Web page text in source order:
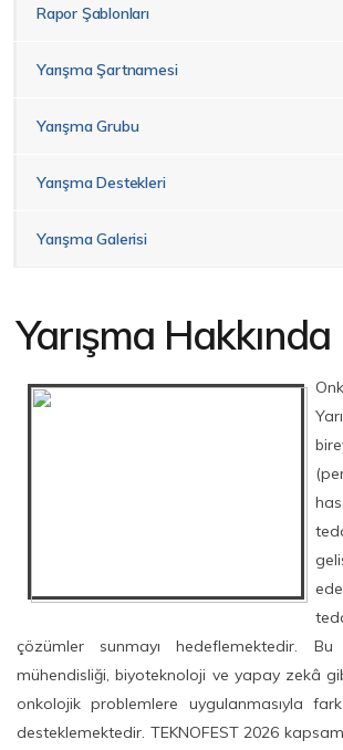
Rapor Şablonları
Yarışma Şartnamesi
Yarışma Grubu
Yarışma Destekleri
Yarışma Galerisi
Yarışma Hakkında
çözümler sunmayı hedeflemektedir. Bu
mühendisliği, biyoteknoloji ve yapay zekâ
onkolojik problemlere uygulanmasıyla
desteklemektedir. TEKNOFEST 2026